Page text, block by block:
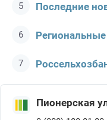
Последние
Пионерская